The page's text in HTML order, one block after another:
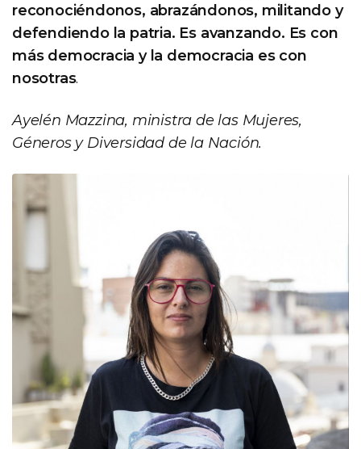
reconociéndonos, abrazándonos, militando y
defendiendo la patria. Es avanzando. Es con
más democracia y la democracia es con
nosotras.
Ayelén Mazzina, ministra de las Mujeres,
Géneros y Diversidad de la Nación.